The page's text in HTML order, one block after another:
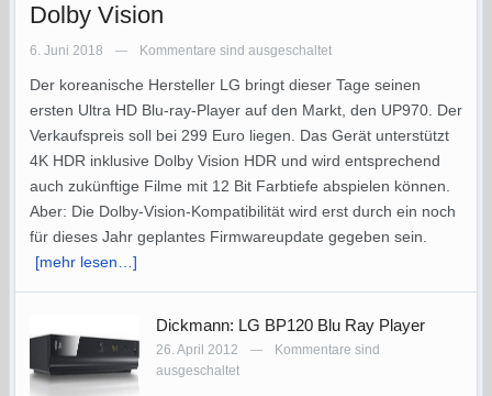
Dolby Vision
6. Juni 2018 — Kommentare sind ausgeschaltet
Der koreanische Hersteller LG bringt dieser Tage seinen
ersten Ultra HD Blu-ray-Player auf den Markt, den UP970. Der
Verkaufspreis soll bei 299 Euro liegen. Das Gerät unterstützt
4K HDR inklusive Dolby Vision HDR und wird entsprechend
auch zukünftige Filme mit 12 Bit Farbtiefe abspielen können.
Aber: Die Dolby-Vision-Kompatibilität wird erst durch ein noch
für dieses Jahr geplantes Firmwareupdate gegeben sein.
[mehr lesen…]
Dickmann: LG BP120 Blu Ray Player
26. April 2012 —
Kommentare sind
ausgeschaltet